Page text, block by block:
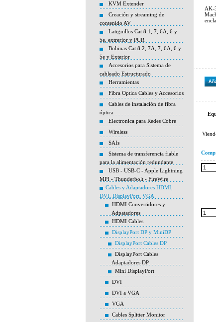
KVM Extender
Creación y streaming de
contenido AV
Latiguillos Cat 8.1, 7, 6A, 6 y
5e, extrerior y PUR
Bobinas Cat 8.2, 7A, 7, 6A, 6 y
5e y Exterior
Accesorios para Sistema de
cableado Estructurado
Herramientas
Fibra Optica Cables y Accesorios
Cables de instalación de fibra
óptica
Electronica para Redes Cobre
Wireless
SAIs
Sistema de transferencia fiable
para la alimentación redundante
USB - USB-C - Apple Lightning
MPI - Thunderbolt - FireWire
Cables y Adaptadores HDMI,
DVI, DisplayPort, VGA
HDMI Convertidores y
Adpatadores
HDMI Cables
DisplayPort DP y MiniDP
DisplayPort Cables DP
DisplayPort Cables
Adaptadores DP
Mini DisplayPort
DVI
DVI a VGA
VGA
Cables Splitter Monitor
AK-